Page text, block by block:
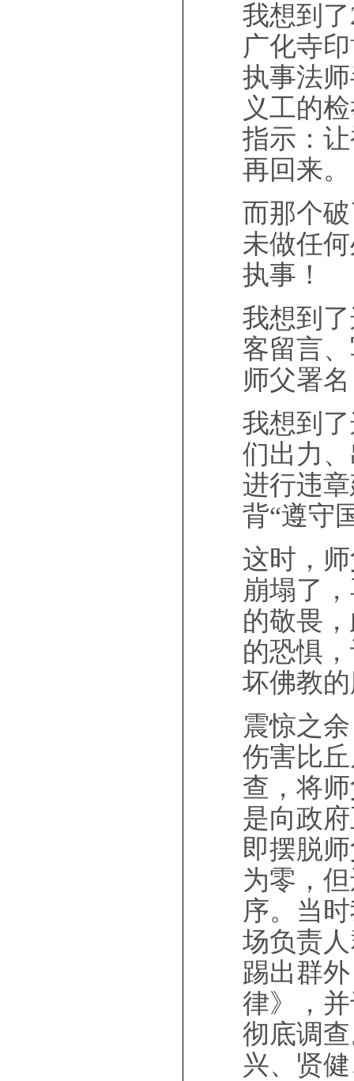
我想到
广化寺
执事法
义工的
指示：
再回来。
而那个
未做任
执事！
我想到
客留言
师父署
我想到
们出力
进行违
背“遵守
这时，
崩塌了
的敬畏
的恐惧
坏佛教
震惊之
伤害比
查，将
是向政
即摆脱
为零，
序。当
场负责
踢出群
律》，
彻底调
兴、贤